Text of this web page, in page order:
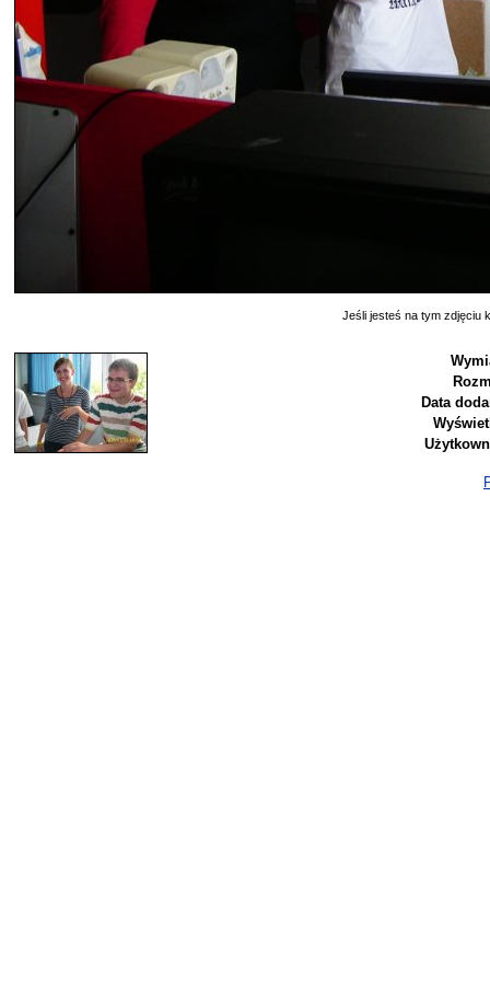
Jeśli jesteś na tym zdjęciu
Data